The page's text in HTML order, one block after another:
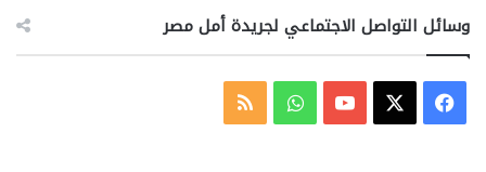
وسائل التواصل الاجتماعي لجريدة أمل مصر
فيسبوك ‫YouTubeواتسابملخص